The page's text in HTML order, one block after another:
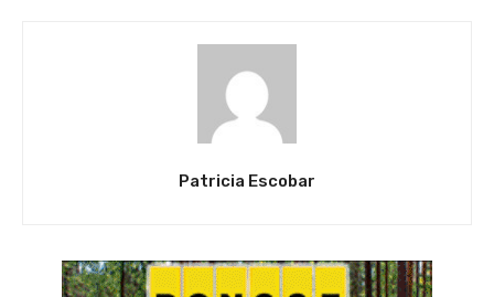
Patricia Escobar